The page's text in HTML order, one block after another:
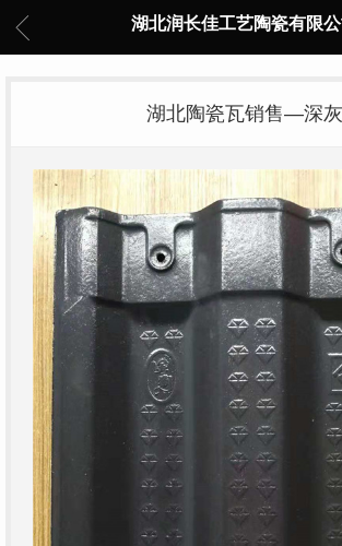
湖北润长佳工艺陶瓷有限公
湖北陶瓷瓦销售—深灰